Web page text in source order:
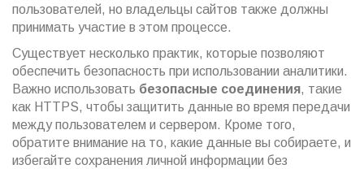
пользователей, но владельцы сайтов также должны
принимать участие в этом процессе.
Существует несколько практик, которые позволяют
обеспечить безопасность при использовании аналитики.
Важно использовать безопасные соединения, такие
как HTTPS, чтобы защитить данные во время передачи
между пользователем и сервером. Кроме того,
обратите внимание на то, какие данные вы собираете, и
избегайте сохранения личной информации без